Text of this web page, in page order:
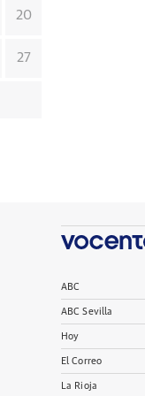
20
27
ABC
ABC Sevilla
Hoy
El Correo
La Rioja